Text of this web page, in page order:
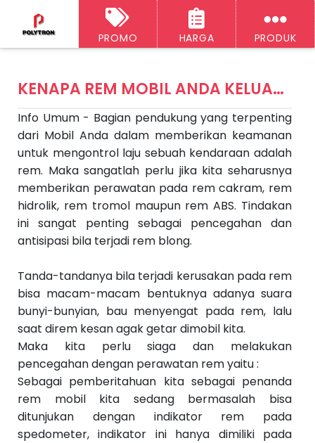
PROMO HARGA PRODUK
KENAPA REM MOBIL ANDA KELUAR BUNYI
Info Umum - Bagian pendukung yang terpenting
dari Mobil Anda dalam memberikan keamanan
untuk mengontrol laju sebuah kendaraan adalah
rem. Maka sangatlah perlu jika kita seharusnya
memberikan perawatan pada rem cakram, rem
hidrolik, rem tromol maupun rem ABS. Tindakan
ini sangat penting sebagai pencegahan dan
antisipasi bila terjadi rem blong.
Tanda-tandanya bila terjadi kerusakan pada rem
bisa macam-macam bentuknya adanya suara
bunyi-bunyian, bau menyengat pada rem, lalu
saat direm kesan agak getar dimobil kita.
Maka kita perlu siaga dan melakukan
pencegahan dengan perawatan rem yaitu :
Sebagai pemberitahuan kita sebagai penanda
rem mobil kita sedang bermasalah bisa
ditunjukan dengan indikator rem pada
spedometer, indikator ini hanya dimiliki pada
A
ik
el
S
b
el
m
n
y
a
››